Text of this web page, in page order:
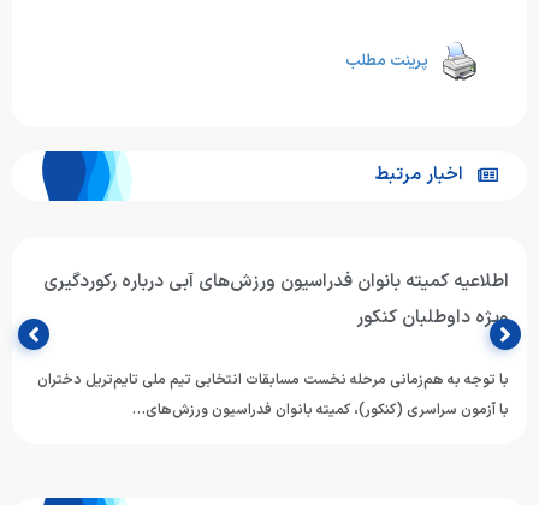
پرینت مطلب
اخبار مرتبط
اطلاعیه کمیته بانوان فدراسیون ورزش‌های آبی درباره رکوردگیری
ویژه داوطلبان کنکور
با توجه به هم‌زمانی مرحله نخست مسابقات انتخابی تیم ملی تایم‌تریل دختران
با آزمون سراسری (کنکور)، کمیته بانوان فدراسیون ورزش‌های…